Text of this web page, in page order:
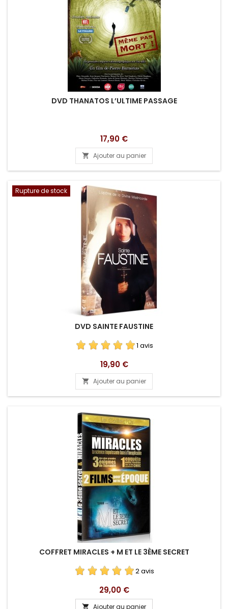
DVD THANATOS L’ULTIME PASSAGE
Prix
17,90 €
 Ajouter au panier
Rupture de stock
DVD SAINTE FAUSTINE
1 avis
Prix
19,90 €
 Ajouter au panier
COFFRET MIRACLES + M ET LE 3ÈME SECRET
2 avis
Prix
29,00 €
 Ajouter au panier